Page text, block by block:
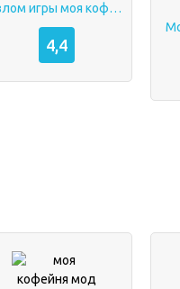
Взлом игры моя кофейня
4,4